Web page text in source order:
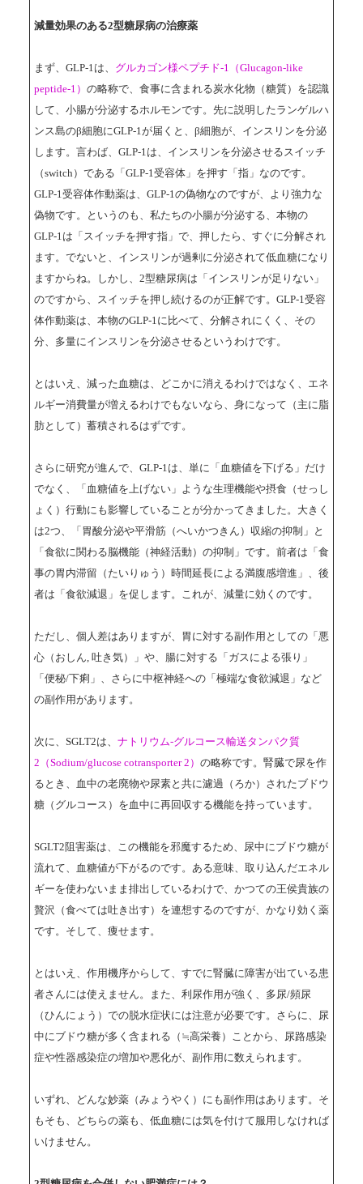
減量効果のある2型糖尿病の治療薬
まず、GLP-1は、 グルカゴン様ペプチド-1（Glucagon-like
peptide-1） の略称で、食事に含まれる炭水化物（糖質）を認識
して、小腸が分泌するホルモンです。先に説明したランゲルハ
ンス島のβ細胞にGLP-1が届くと、β細胞が、インスリンを分泌
します。言わば、GLP-1は、インスリンを分泌させるスイッチ
（switch）である「GLP-1受容体」を押す「指」なのです。
GLP-1受容体作動薬は、GLP-1の偽物なのですが、より強力な
偽物です。というのも、私たちの小腸が分泌する、本物の
GLP-1は「スイッチを押す指」で、押したら、すぐに分解され
ます。でないと、インスリンが過剰に分泌されて低血糖になり
ますからね。しかし、2型糖尿病は「インスリンが足りない」
のですから、スイッチを押し続けるのが正解です。GLP-1受容
体作動薬は、本物のGLP-1に比べて、分解されにくく、その
分、多量にインスリンを分泌させるというわけです。
とはいえ、減った血糖は、どこかに消えるわけではなく、エネ
ルギー消費量が増えるわけでもないなら、身になって（主に脂
肪として）蓄積されるはずです。
さらに研究が進んで、GLP-1は、単に「血糖値を下げる」だけ
でなく、「血糖値を上げない」ような生理機能や摂食（せっし
ょく）行動にも影響していることが分かってきました。大きく
は2つ、「胃酸分泌や平滑筋（へいかつきん）収縮の抑制」と
「食欲に関わる脳機能（神経活動）の抑制」です。前者は「食
事の胃内滞留（たいりゅう）時間延長による満腹感増進」、後
者は「食欲減退」を促します。これが、減量に効くのです。
ただし、個人差はありますが、胃に対する副作用としての「悪
心（おしん, 吐き気）」や、腸に対する「ガスによる張り」
「便秘/下痢」、さらに中枢神経への「極端な食欲減退」など
の副作用があります。
次に、SGLT2は、 ナトリウム-グルコース輸送タンパク質
2（Sodium/glucose cotransporter 2） の略称です。腎臓で尿を作
るとき、血中の老廃物や尿素と共に濾過（ろか）されたブドウ
糖（グルコース）を血中に再回収する機能を持っています。
SGLT2阻害薬は、この機能を邪魔するため、尿中にブドウ糖が
流れて、血糖値が下がるのです。ある意味、取り込んだエネル
ギーを使わないまま排出しているわけで、かつての王侯貴族の
贅沢（食べては吐き出す）を連想するのですが、かなり効く薬
です。そして、痩せます。
とはいえ、作用機序からして、すでに腎臓に障害が出ている患
者さんには使えません。また、利尿作用が強く、多尿/頻尿
（ひんにょう）での脱水症状には注意が必要です。さらに、尿
中にブドウ糖が多く含まれる（≒高栄養）ことから、尿路感染
症や性器感染症の増加や悪化が、副作用に数えられます。
いずれ、どんな妙薬（みょうやく）にも副作用はあります。そ
もそも、どちらの薬も、低血糖には気を付けて服用しなければ
いけません。